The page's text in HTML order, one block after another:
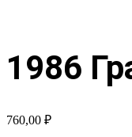
1986
760,00 ₽